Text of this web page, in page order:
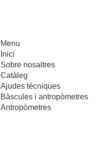
Menu
Inici
Sobre nosaltres
Catàleg
Ajudes tècniques
Bàscules i antropòmetres
Antropòmetres